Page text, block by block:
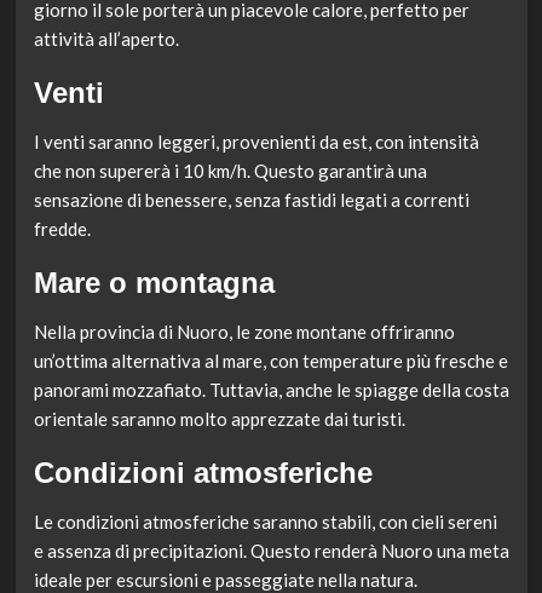
giorno il sole porterà un piacevole calore, perfetto per
attività all’aperto.
Venti
I venti saranno leggeri, provenienti da est, con intensità
che non supererà i 10 km/h. Questo garantirà una
sensazione di benessere, senza fastidi legati a correnti
fredde.
Mare o montagna
Nella provincia di Nuoro, le zone montane offriranno
un’ottima alternativa al mare, con temperature più fresche e
panorami mozzafiato. Tuttavia, anche le spiagge della costa
orientale saranno molto apprezzate dai turisti.
Condizioni atmosferiche
Le condizioni atmosferiche saranno stabili, con cieli sereni
e assenza di precipitazioni. Questo renderà Nuoro una meta
ideale per escursioni e passeggiate nella natura.